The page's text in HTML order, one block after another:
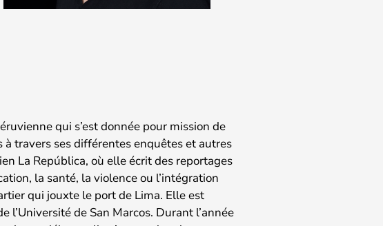
qui s’est donnée pour mission de
travers ses différentes enquêtes et autres
La República, où elle écrit des reportages
la santé, la violence ou l’intégration
qui jouxte le port de Lima. Elle est
de San Marcos. Durant l’année